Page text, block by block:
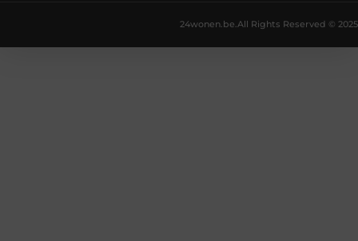
All Rights Reserved © 2025
24wonen.be.